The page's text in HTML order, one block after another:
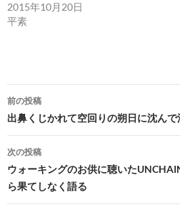
2015年10月20日
平素
投
稿
ナ
ビ
ゲ
前の投稿
出鼻くじかれて空回りの朔日に沈んで
次の投稿
ウォーキングのお供に聴いた
ら果てしなく語る